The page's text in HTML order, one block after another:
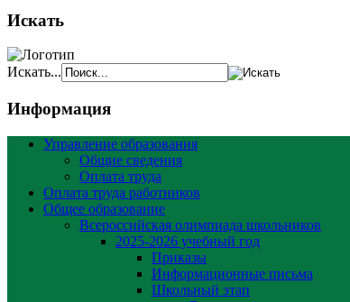
Искать
Искать...
Информация
Управление образования
Общие сведения
Оплата труда
Оплата труда работников
Общее образование
Всероссийская олимпиада школьников
2025-2026 учебный год
Приказы
Информационные письма
Школьный этап